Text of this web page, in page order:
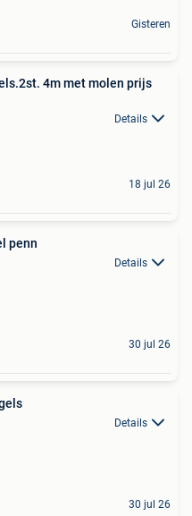
Gisteren
molen prijs
Details
18 jul 26
penn
Details
30 jul 26
Details
30 jul 26